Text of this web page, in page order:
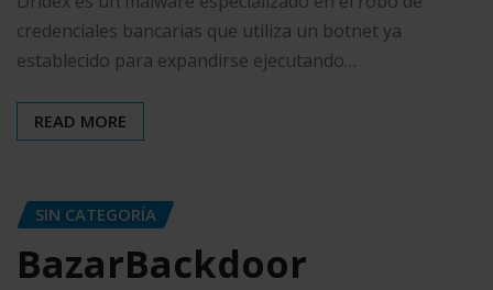
credenciales bancarias que utiliza un botnet ya
establecido para expandirse ejecutando…
READ MORE
SIN CATEGORÍA
BazarBackdoor